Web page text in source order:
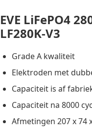
EVE LiFePO4
LF280K-V3
Grade A kwaliteit
Elektroden met
Capaciteit is af
Capaciteit na 8000
Afmetingen 207 x 74